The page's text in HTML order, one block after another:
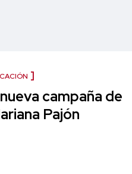
campaña de
Pajón